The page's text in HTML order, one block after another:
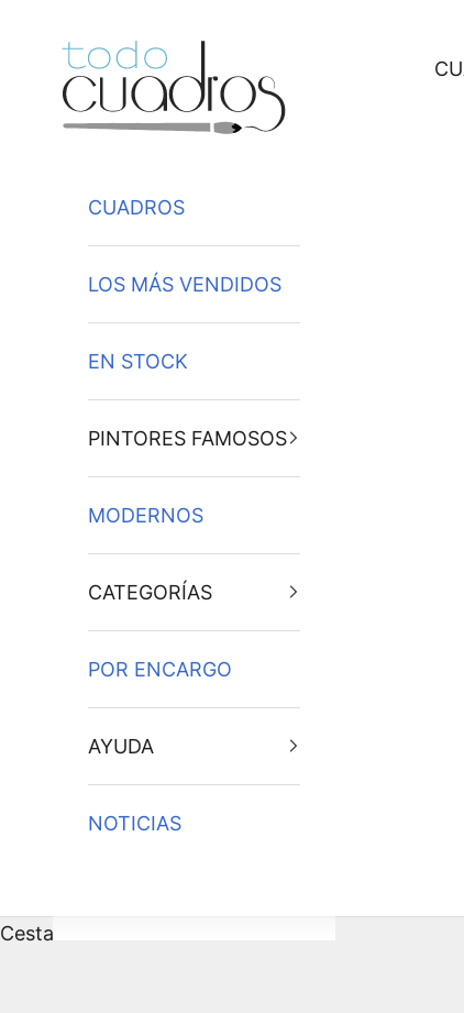
CUADROS
LOS MÁS VENDIDOS
EN STOCK
PINTORES FAMOSOS
MODERNOS
CATEGORÍAS
POR ENCARGO
AYUDA
NOTICIAS
Cesta